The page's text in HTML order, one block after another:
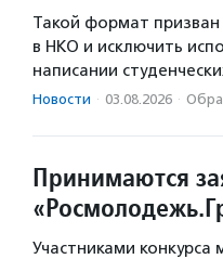
Такой формат
в НКО и исключить
написании
Новости · 03.08.2026 ·
Принимаются
Участниками конкурса